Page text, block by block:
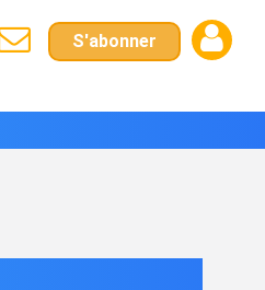
S'abonner